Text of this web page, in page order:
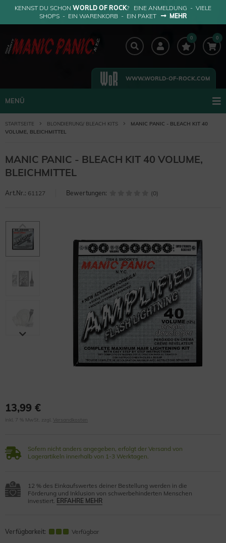
KENNST DU SCHON WORLD OF ROCK? EINE ANMELDUNG - VIELE
SHOPS - EIN WARENKORB - EIN PAKET
MEHR
0 0
WWW.WORLD-OF-ROCK.COM
MENÜ
STARTSEITE BLONDIERUNG/ BLEACH KITS
MANIC PANIC - BLEACH KIT 40
VOLUME, BLEICHMITTEL
MANIC PANIC - BLEACH KIT 40 VOLUME,
BLEICHMITTEL
Art.Nr.: 61127 Bewertungen: (0)
13,99 €
inkl. 7 % MwSt. zzgl. Versandkosten
Sofern nicht anders angegeben, erfolgt der Versand von
Lagerartikeln innerhalb von 1-3 Werktagen.
12 % des Einkaufswertes deiner Bestellung werden in die
Förderung und Inklusion von schwerbehinderten Menschen
investiert. ERFAHRE MEHR
Verfügbarkeit: Verfügbar